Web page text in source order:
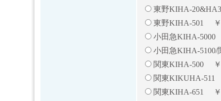
東野KIHA-
東野KIHA-501 ￥
小田急KIHA-
小田急KIHA-
関東KIHA-500
関東KIKUHA-511
関東KIHA-651 ￥